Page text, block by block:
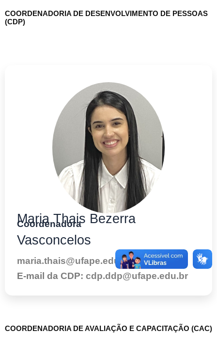
COORDENADORIA DE DESENVOLVIMENTO DE PESSOAS
(CDP)
Coordenadora
Maria Thais Bezerra
Vasconcelos
maria.thais@ufape.edu.br
E-mail da CDP: cdp.ddp@ufape.edu.br
COORDENADORIA DE AVALIAÇÃO E CAPACITAÇÃO (CAC)